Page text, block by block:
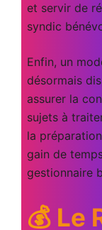
et servir de
syndic
Enfin, un
désormais
assurer la
sujets à
la
gain de
gestionnaire
💰 Le